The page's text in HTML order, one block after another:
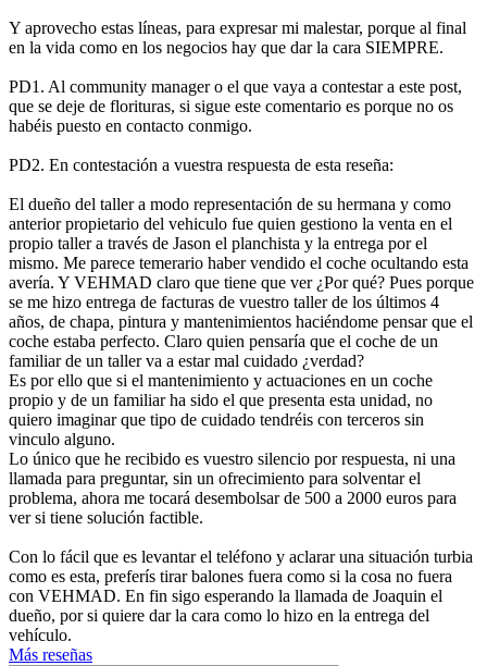
Y aprovecho estas líneas, para expresar mi malestar, porque al final
en la vida como en los negocios hay que dar la cara SIEMPRE.
PD1. Al community manager o el que vaya a contestar a este post,
que se deje de florituras, si sigue este comentario es porque no os
habéis puesto en contacto conmigo.
PD2. En contestación a vuestra respuesta de esta reseña:
El dueño del taller a modo representación de su hermana y como
anterior propietario del vehiculo fue quien gestiono la venta en el
propio taller a través de Jason el planchista y la entrega por el
mismo. Me parece temerario haber vendido el coche ocultando esta
avería. Y VEHMAD claro que tiene que ver ¿Por qué? Pues porque
se me hizo entrega de facturas de vuestro taller de los últimos 4
años, de chapa, pintura y mantenimientos haciéndome pensar que el
coche estaba perfecto. Claro quien pensaría que el coche de un
familiar de un taller va a estar mal cuidado ¿verdad?
Es por ello que si el mantenimiento y actuaciones en un coche
propio y de un familiar ha sido el que presenta esta unidad, no
quiero imaginar que tipo de cuidado tendréis con terceros sin
vinculo alguno.
Lo único que he recibido es vuestro silencio por respuesta, ni una
llamada para preguntar, sin un ofrecimiento para solventar el
problema, ahora me tocará desembolsar de 500 a 2000 euros para
ver si tiene solución factible.
Con lo fácil que es levantar el teléfono y aclarar una situación turbia
como es esta, preferís tirar balones fuera como si la cosa no fuera
con VEHMAD. En fin sigo esperando la llamada de Joaquin el
dueño, por si quiere dar la cara como lo hizo en la entrega del
vehículo.
Más reseñas